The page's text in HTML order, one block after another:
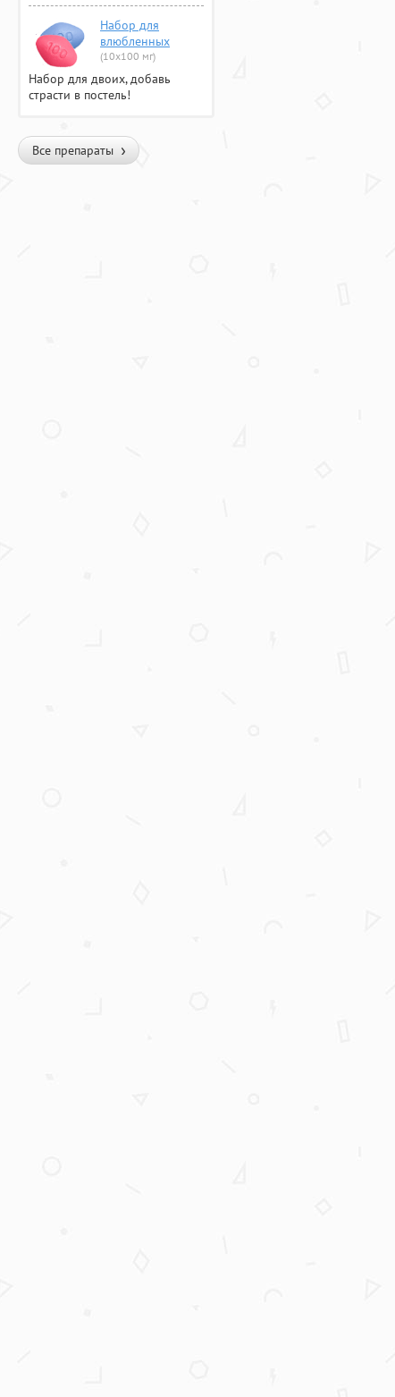
Набор для
влюбленных
(10х100 мг)
Набор для двоих, добавь
страсти в постель!
Все препараты